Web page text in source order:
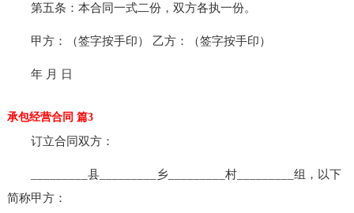
第五条：本合同一式二份，双方各执一份。
甲方：（签字按手印） 乙方：（签字按手印）
年 月 日
承包经营合同 篇3
订立合同双方：
_________县_________乡_________村_________组，以下
简称甲方：